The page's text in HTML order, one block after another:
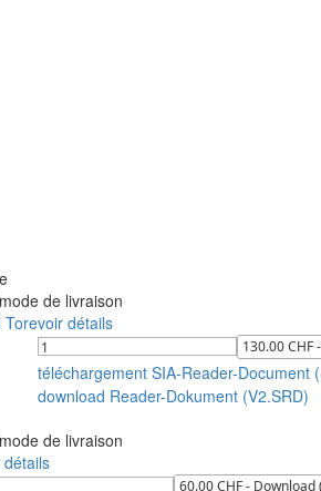
de livraison
Torevoir détails
téléchargement SIA-Reader-Document
download Reader-Dokument (V2.SRD)
de livraison
détails